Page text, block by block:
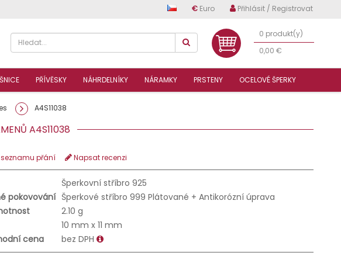
€ Euro Přihlásit / Registrovat
0 produkt(y)
0,00 €
PŘÍVĚSKY NÁHRDELNÍKY NÁRAMKY PRSTENY OCELOVÉ ŠPERKY
A4S11038
A4S11038
přání Napsat recenzi
Šperkovní stříbro 925
pokovování Šperkové stříbro 999 Plátované + Antikorózní úprava
2.10 g
10 mm x 11 mm
cena
bez DPH